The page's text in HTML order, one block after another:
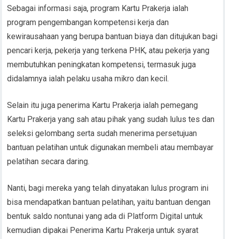
Sebagai informasi saja, program Kartu Prakerja ialah
program pengembangan kompetensi kerja dan
kewirausahaan yang berupa bantuan biaya dan ditujukan bagi
pencari kerja, pekerja yang terkena PHK, atau pekerja yang
membutuhkan peningkatan kompetensi, termasuk juga
didalamnya ialah pelaku usaha mikro dan kecil.
Selain itu juga penerima Kartu Prakerja ialah pemegang
Kartu Prakerja yang sah atau pihak yang sudah lulus tes dan
seleksi gelombang serta sudah menerima persetujuan
bantuan pelatihan untuk digunakan membeli atau membayar
pelatihan secara daring.
Nanti, bagi mereka yang telah dinyatakan lulus program ini
bisa mendapatkan bantuan pelatihan, yaitu bantuan dengan
bentuk saldo nontunai yang ada di Platform Digital untuk
kemudian dipakai Penerima Kartu Prakerja untuk syarat